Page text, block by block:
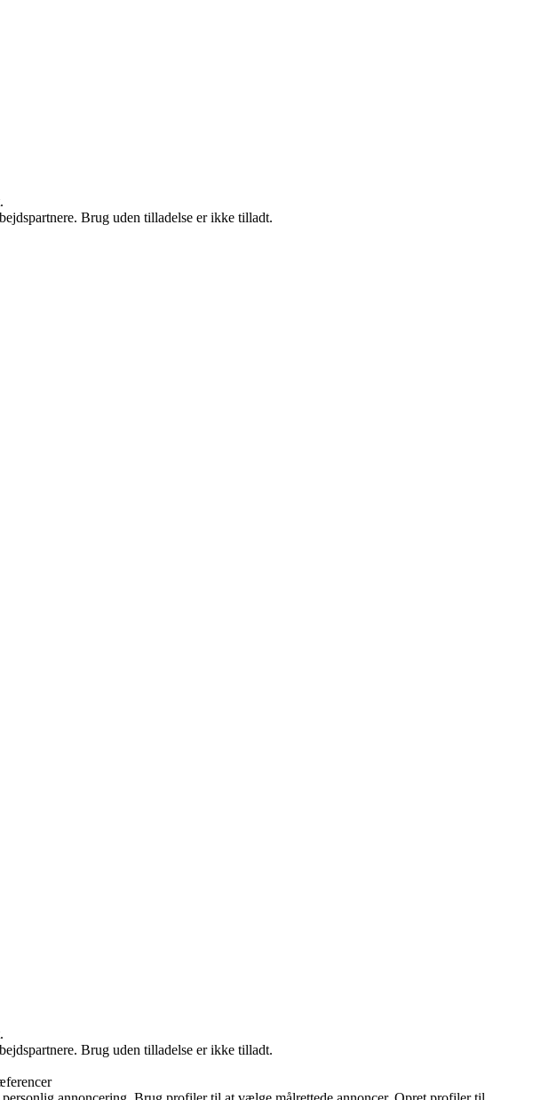
Brug uden tilladelse er ikke tilladt.
Brug uden tilladelse er ikke tilladt.